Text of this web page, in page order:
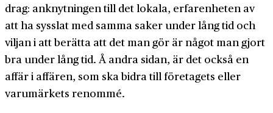
drag: anknytningen till det lokala, erfarenheten av
att ha sysslat med samma saker under lång tid och
viljan i att berätta att det man gör är något man gjort
bra under lång tid. Å andra sidan, är det också en
affär i affären, som ska bidra till företagets eller
varu­märkets renommé.